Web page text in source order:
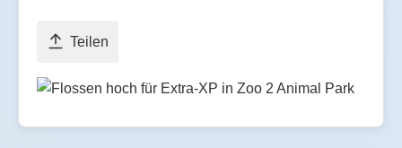
Teilen